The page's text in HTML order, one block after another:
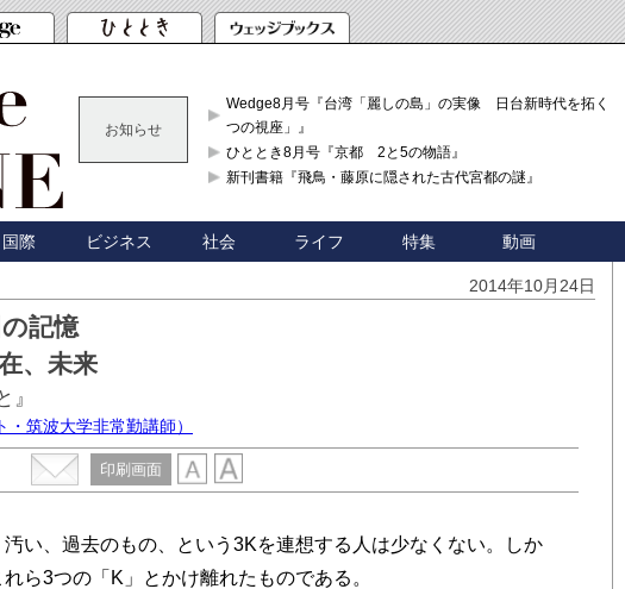
お知らせ
Wedge8月号『台湾「麗しの島」の実像 日台新時代を拓く「3
つの視座」』
ひととき8月号『京都 2と5の物語』
新刊書籍『飛鳥・藤原に隠された古代宮都の謎』
国際 ビジネス 社会 ライフ 特集 動画
2014年10月24日
記憶
、未来
・筑波大学非常勤講師）
印刷画面
い、過去のもの、という3Kを連想する人は少なくない。しか
ら3つの「K」とかけ離れたものである。